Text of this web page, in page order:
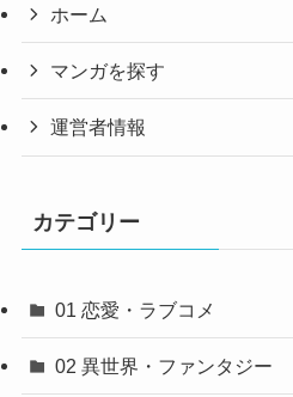
ホーム
マンガを探す
運営者情報
カテゴリー
01 恋愛・ラブコメ
02 異世界・ファンタジー